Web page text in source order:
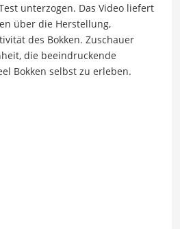
unterzogen. Das Video liefert
über die Herstellung,
des Bokken. Zuschauer
die beeindruckende
Bokken selbst zu erleben.